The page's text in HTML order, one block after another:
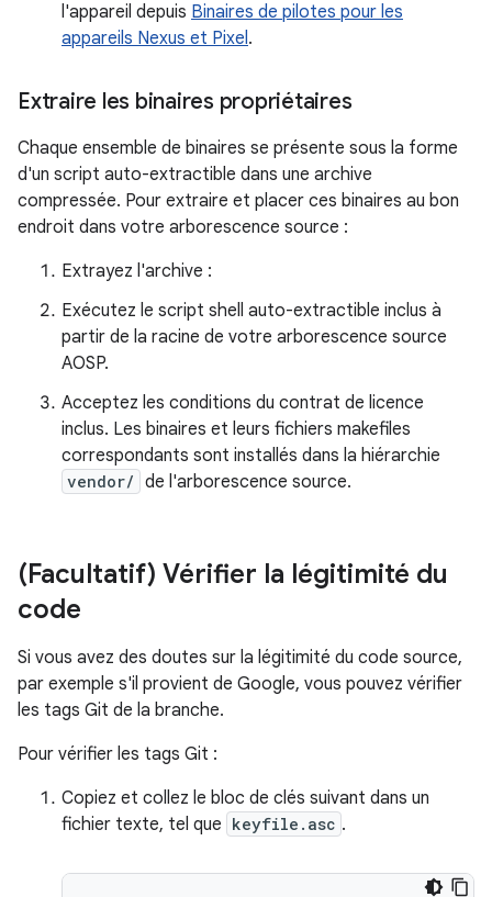
l'appareil depuis Binaires de pilotes pour les
appareils Nexus et Pixel.
Extraire les binaires propriétaires
Chaque ensemble de binaires se présente sous la forme
d'un script auto-extractible dans une archive
compressée. Pour extraire et placer ces binaires au bon
endroit dans votre arborescence source :
Extrayez l'archive :
Exécutez le script shell auto-extractible inclus à
partir de la racine de votre arborescence source
AOSP.
Acceptez les conditions du contrat de licence
inclus. Les binaires et leurs fichiers makefiles
correspondants sont installés dans la hiérarchie
vendor/ de l'arborescence source.
(Facultatif) Vérifier la légitimité du
code
Si vous avez des doutes sur la légitimité du code source,
par exemple s'il provient de Google, vous pouvez vérifier
les tags Git de la branche.
Pour vérifier les tags Git :
Copiez et collez le bloc de clés suivant dans un
fichier texte, tel que keyfile.asc .